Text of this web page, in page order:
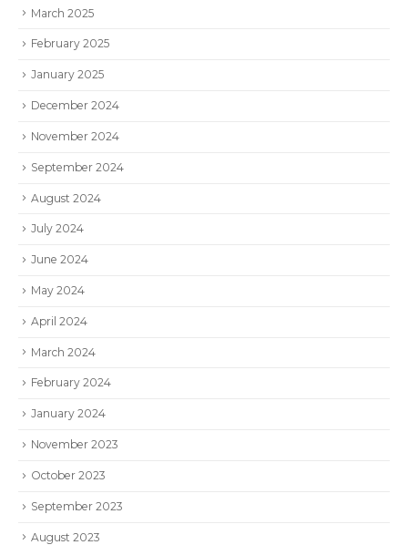
March 2025
February 2025
January 2025
December 2024
November 2024
September 2024
August 2024
July 2024
June 2024
May 2024
April 2024
March 2024
February 2024
January 2024
November 2023
October 2023
September 2023
August 2023